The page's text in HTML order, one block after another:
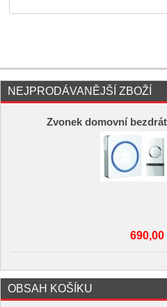
NEJPRODÁVANĚJŠÍ ZBOŽÍ
Zvonek domovní
OBSAH KOŠÍKU